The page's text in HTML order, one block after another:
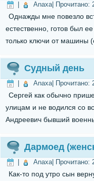
Anaxa| Прочитано:
Однажды мне повезло
естественно, готов был
только ключи от машины
Судный день
Anaxa| Прочитано:
Сергей как обычно
улицам и не водился со
Андреевич бывший
Дармоед
Anaxa| Прочитано:
Как-то под утро сын